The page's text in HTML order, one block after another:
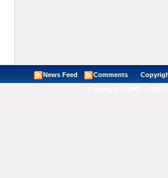
News Feed Comments Copyright